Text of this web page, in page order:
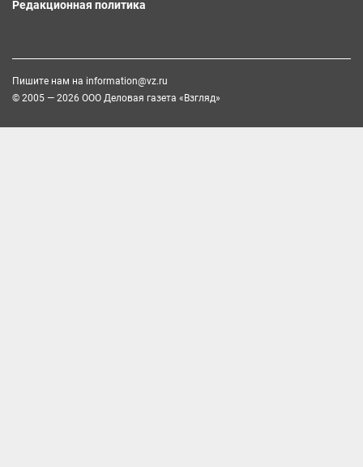
Редакционная политика
Пишите нам на information@vz.ru
© 2005 — 2026 ООО Деловая газета «Взгляд»